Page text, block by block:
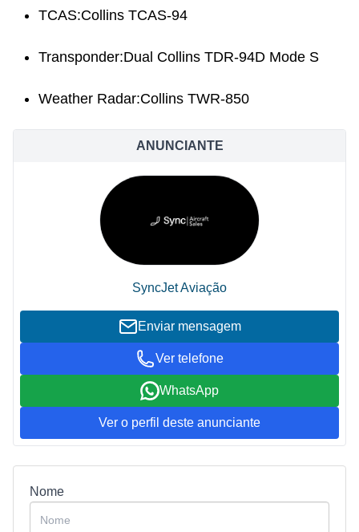
TCAS:Collins TCAS-94
Transponder:Dual Collins TDR-94D Mode S
Weather Radar:Collins TWR-850
ANUNCIANTE
SyncJet Aviação
Enviar mensagem
Ver telefone
WhatsApp
Ver o perfil deste anunciante
Nome